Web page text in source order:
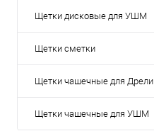
Щетки дисковые для УШМ
Щетки сметки
Щетки чашечные для Дрели
Щетки чашечные для УШМ